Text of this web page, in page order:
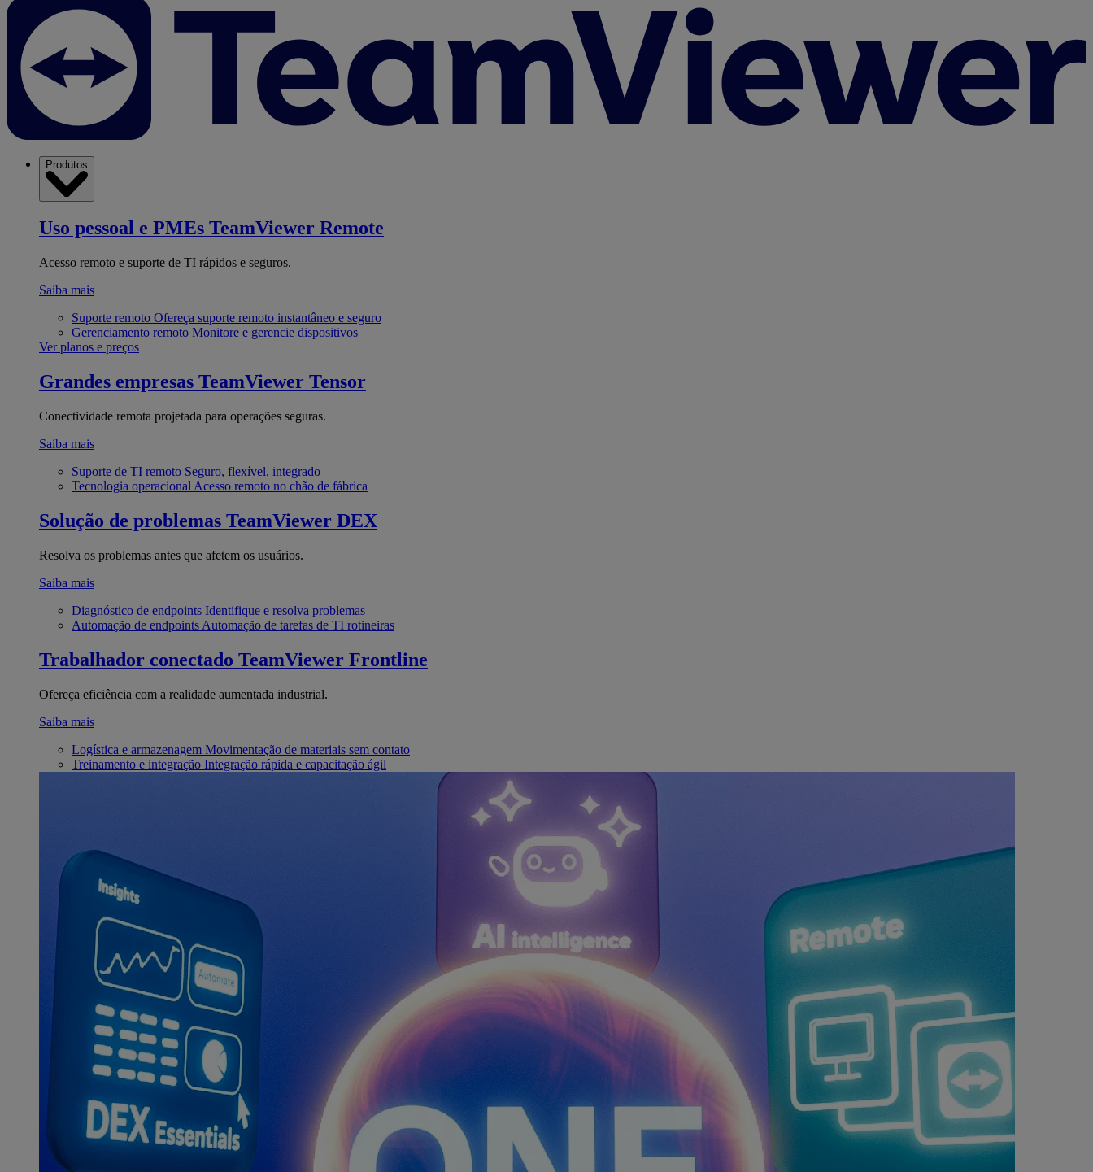
Produtos
Uso pessoal e PMEs TeamViewer Remote
Acesso remoto e suporte de TI rápidos e seguros.
Saiba mais
Suporte remoto Ofereça suporte remoto instantâneo e seguro
Gerenciamento remoto Monitore e gerencie dispositivos
Ver planos e preços
Grandes empresas TeamViewer Tensor
Conectividade remota projetada para operações seguras.
Saiba mais
Suporte de TI remoto Seguro, flexível, integrado
Tecnologia operacional Acesso remoto no chão de fábrica
Solução de problemas TeamViewer DEX
Resolva os problemas antes que afetem os usuários.
Saiba mais
Diagnóstico de endpoints Identifique e resolva problemas
Automação de endpoints Automação de tarefas de TI rotineiras
Trabalhador conectado TeamViewer Frontline
Ofereça eficiência com a realidade aumentada industrial.
Saiba mais
Logística e armazenagem Movimentação de materiais sem contato
Treinamento e integração Integração rápida e capacitação ágil